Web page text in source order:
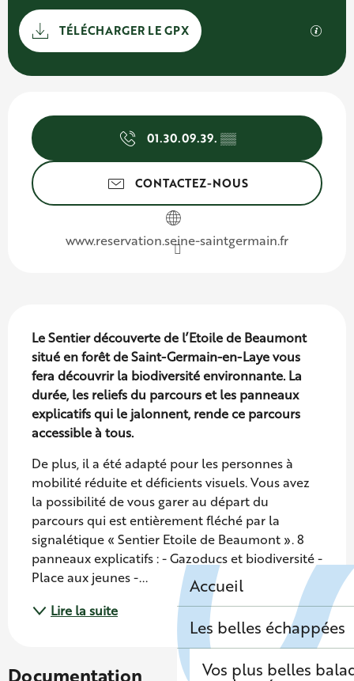
Accueil
Les belles échappées
Vos plus belles
Documentation
TÉLÉCHARGER LE GPX
Ouverture et coordonnées
01.30.09.39. ▒▒
CONTACTEZ-NOUS
www.reservation.seine-saintgermain.fr
Description
Le Sentier découverte de l’Etoile de Beaumont
situé en forêt de Saint-Germain-en-Laye vous
fera découvrir la biodiversité environnante. La
durée, les reliefs du parcours et les panneaux
explicatifs qui le jalonnent, rende ce parcours
accessible à tous.
De plus, il a été adapté pour les personnes à
mobilité réduite et déficients visuels. Vous avez
la possibilité de vous garer au départ du
parcours qui est entièrement fléché par la
signalétique « Sentier Etoile de Beaumont ». 8
panneaux explicatifs : - Gazoducs et biodiversité -
Place aux jeunes -...
Lire la suite
Documentation